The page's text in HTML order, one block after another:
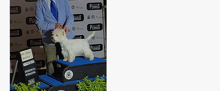
cuatro
patas